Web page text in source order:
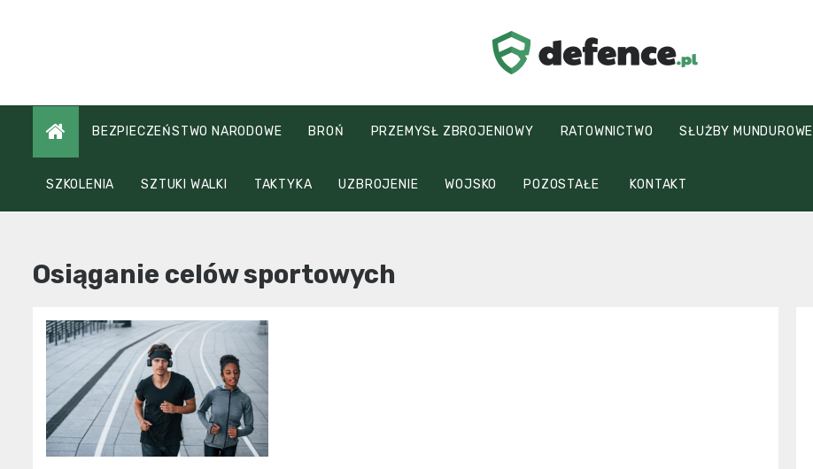
defence.pl
BEZPIECZEŃSTWO NARODOWE BROŃ PRZEMYSŁ ZBROJENIOWY RATOWNICTWO SŁUŻBY MUNDUROWE
SZKOLENIA SZTUKI WALKI TAKTYKA UZBROJENIE WOJSKO POZOSTAŁE KONTAKT
Osiąganie celów sportowych